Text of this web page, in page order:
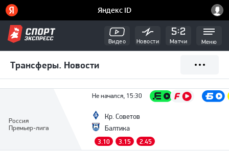
Видео Новости Матчи Меню
Трансферы. Новости
Россия
Премьер-лига
Не начался, 15:30
Кр. Советов
Балтика
3.10 3.15 2.45